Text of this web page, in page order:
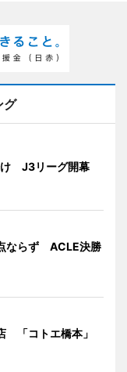
グ
け J3リーグ開幕
ならず ACLE決勝
「コトエ橋本」